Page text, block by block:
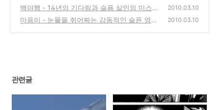
절, 다시 돌아간다면 영화 리뷰
(0)
백야행 - 14년의 기다림과 슬픔 살인의 미스테
리물 영화 리뷰
(0)
2010.03.10
마음이 - 눈물을 쥐어짜는 감동적인 슬픈 영화
2010.03.10
관련글